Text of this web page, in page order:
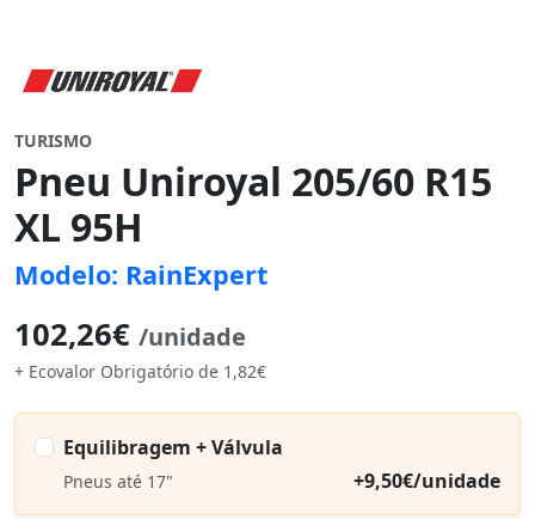
TURISMO
Pneu Uniroyal 205/60 R15
XL 95H
Modelo: RainExpert
102,26€ /unidade
+ Ecovalor Obrigatório de 1,82€
Equilibragem + Válvula
Pneus até 17" +9,50€/unidade